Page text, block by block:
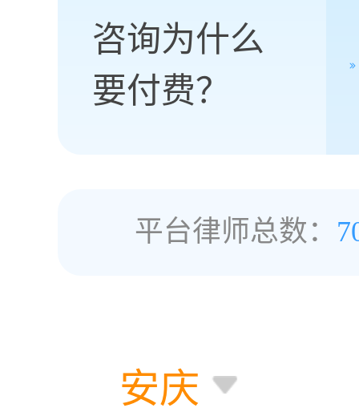
咨询为什么
要付费？
平台律师总数：
安庆